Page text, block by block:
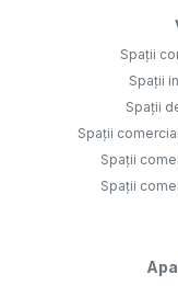
Spații
Spații
Spații
Spații
Spații
Spații